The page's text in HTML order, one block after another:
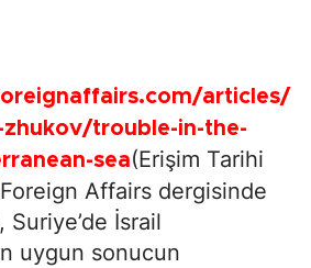
articles/
trouble-in-the-
sea(Erişim Tarihi
Affairs dergisinde
Suriye’de İsrail
uygun sonucun